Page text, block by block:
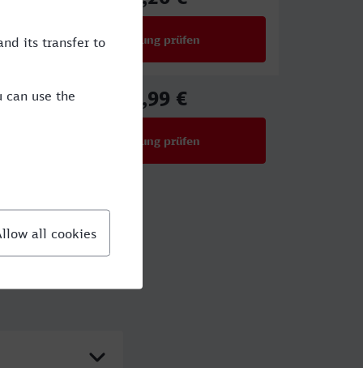
Verbindung prüfen
34,99 €
Verbindung prüfen